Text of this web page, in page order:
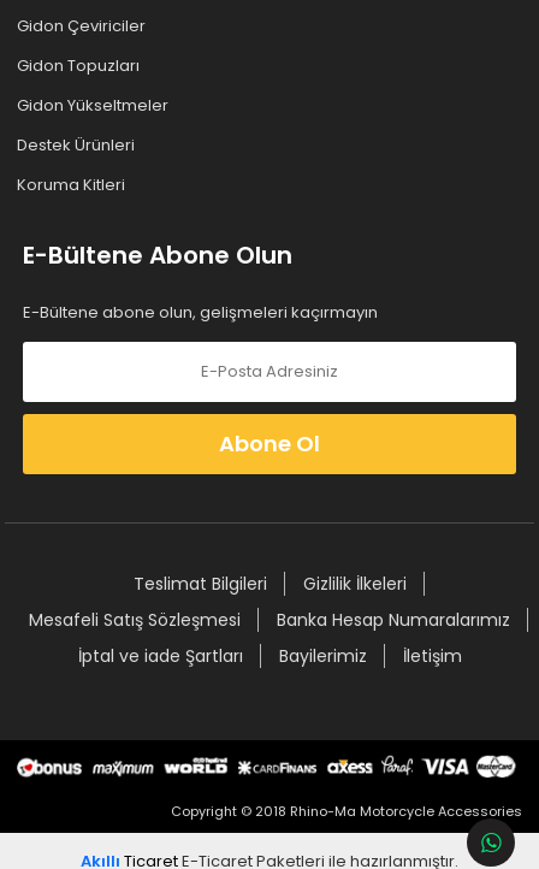
Gidon Çeviriciler
Gidon Topuzları
Gidon Yükseltmeler
Destek Ürünleri
Koruma Kitleri
E-Bültene Abone Olun
E-Bültene abone olun, gelişmeleri kaçırmayın
Abone Ol
Teslimat Bilgileri
Gizlilik İlkeleri
Mesafeli Satış Sözleşmesi
Banka Hesap Numaralarımız
İptal ve iade Şartları
Bayilerimiz İletişim
Copyright © 2018 Rhino-Ma Motorcycle Accessories
Akıllı TicaretE-Ticaret Paketleri ile hazırlanmıştır.